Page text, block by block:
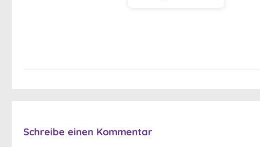
Schreibe einen Kommentar